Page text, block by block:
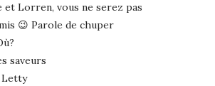
et Lorren, vous ne serez pas
😉 Parole de chuper
saveurs
Letty